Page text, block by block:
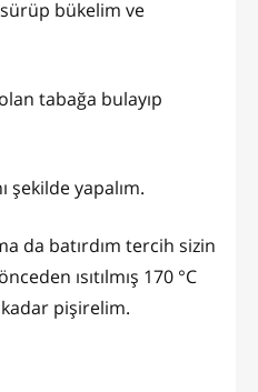
bükelim ve
tabağa bulayıp
şekilde yapalım.
da batırdım tercih sizin
ısıtılmış 170 °C
kadar pişirelim.